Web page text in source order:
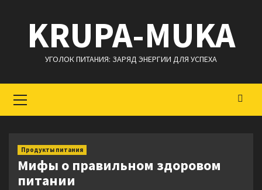
содержимому
KRUPA-MUKA
УГОЛОК ПИТАНИЯ: ЗАРЯД ЭНЕРГИИ ДЛЯ УСПЕХА
меню
Продукты питания
Мифы о правильном здоровом
питании